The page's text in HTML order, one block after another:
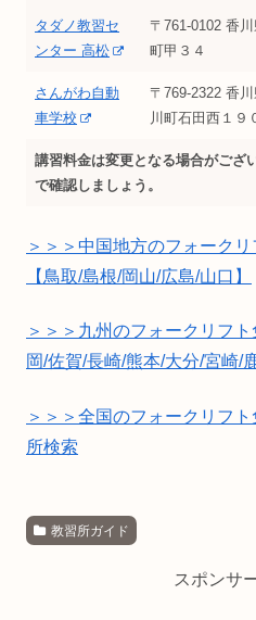
タダノ教習セ
ンター 高松
〒761-0102 香
町甲３４
さんがわ自動
車学校
〒769-2322 香
川町石田西１９
講習料金は変更となる場合がござ
で確認しましょう。
＞＞＞中国地方のフォーク
【鳥取/島根/岡山/広島/山口】
＞＞＞九州のフォークリフ
岡/佐賀/長崎/熊本/大分/宮崎/
＞＞＞全国のフォークリフ
所検索
教習所ガイド
スポンサ